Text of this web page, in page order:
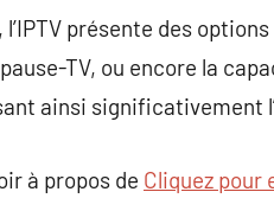
l’IPTV présente des
TV, ou encore la
ainsi significativement
à propos de Cliquez pour